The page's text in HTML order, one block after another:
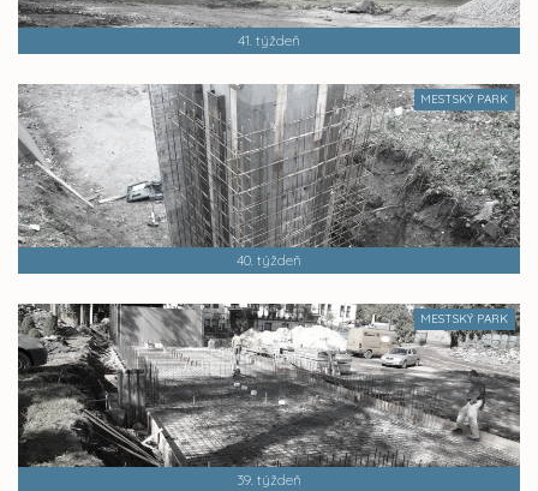
41. týždeň
MESTSKÝ PARK
40. týždeň
MESTSKÝ PARK
39. týždeň